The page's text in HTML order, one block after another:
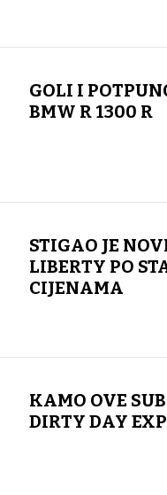
GOLI I
BMW R 1300 R
STIGAO JE
LIBERTY PO
CIJENAMA
KAMO OVE
DIRTY DAY